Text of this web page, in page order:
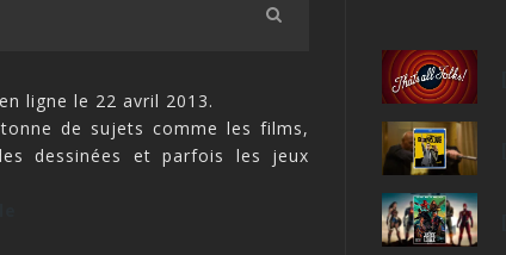
ligne le 22 avril 2013.
de sujets comme les films,
dessinées et parfois les jeux